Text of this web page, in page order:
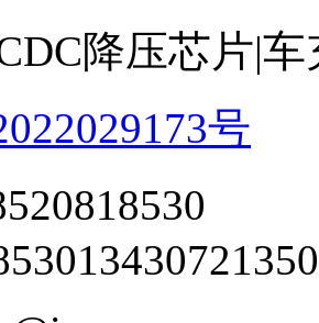
降压芯片|
号
13430721350